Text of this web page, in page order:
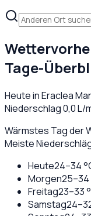
Tage-
Heute inEraclea
Niederschlag0,0L/
Wärmstes Tag der
Meiste
Heute24–34
Morgen25–34
Freitag23–33
Samstag24–